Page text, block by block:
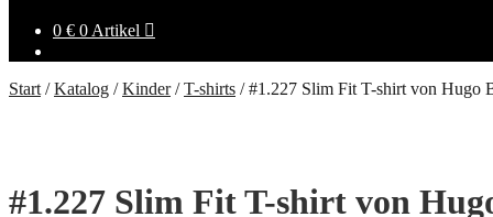
0 € 0 Artikel
Start /Katalog /Kinder/T-shirts /#1.227 Slim Fit T-shirt von Hugo
#1.227 Slim Fit T-shirt von